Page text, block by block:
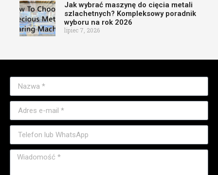
Jak wybrać maszynę do cięcia metali
szlachetnych? Kompleksowy poradnik
wyboru na rok 2026
lipiec 7, 2026